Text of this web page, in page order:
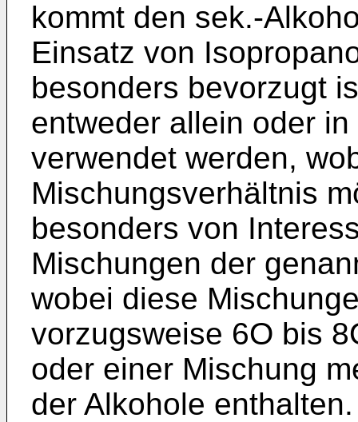
kommt den sek.-
Einsatz von
besonders bevorzugt
entweder allein oder
verwendet werden,
Mischungsverhältnis
besonders von
Mischungen der
wobei diese
vorzugsweise 6O bis
oder einer Mischung
der Alkohole enthalten.